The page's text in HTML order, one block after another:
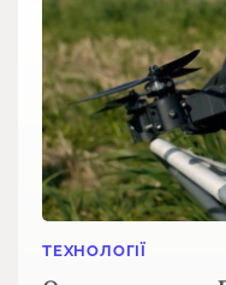
ТЕХНОЛОГІЇ